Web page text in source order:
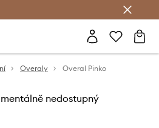
Overaly Overal Pinko
nedostupný